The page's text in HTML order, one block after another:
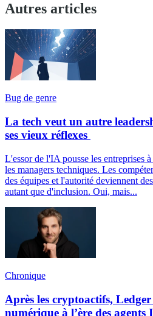
Autres articles
Bug de genre
La tech veut un autre
ses vieux réflexes
L'essor de l'IA pousse les entreprises
les managers techniques. Les
des équipes et l'autorité deviennent
autant que d'inclusion. Oui, mais...
Chronique
Après les cryptoactifs,
numérique à l’ère des agents